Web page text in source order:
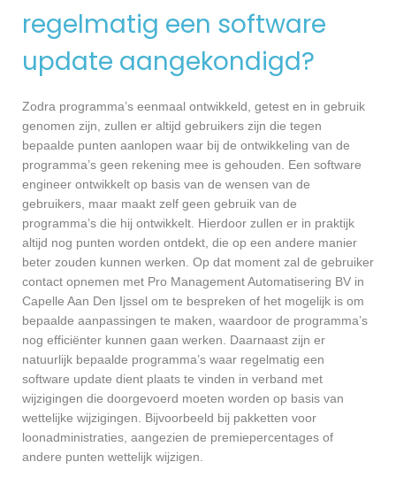
regelmatig een software
update aangekondigd?
Zodra programma’s eenmaal ontwikkeld, getest en in gebruik
genomen zijn, zullen er altijd gebruikers zijn die tegen
bepaalde punten aanlopen waar bij de ontwikkeling van de
programma’s geen rekening mee is gehouden. Een software
engineer ontwikkelt op basis van de wensen van de
gebruikers, maar maakt zelf geen gebruik van de
programma’s die hij ontwikkelt. Hierdoor zullen er in praktijk
altijd nog punten worden ontdekt, die op een andere manier
beter zouden kunnen werken. Op dat moment zal de gebruiker
contact opnemen met Pro Management Automatisering BV in
Capelle Aan Den Ijssel om te bespreken of het mogelijk is om
bepaalde aanpassingen te maken, waardoor de programma’s
nog efficiënter kunnen gaan werken. Daarnaast zijn er
natuurlijk bepaalde programma’s waar regelmatig een
software update dient plaats te vinden in verband met
wijzigingen die doorgevoerd moeten worden op basis van
wettelijke wijzigingen. Bijvoorbeeld bij pakketten voor
loonadministraties, aangezien de premiepercentages of
andere punten wettelijk wijzigen.